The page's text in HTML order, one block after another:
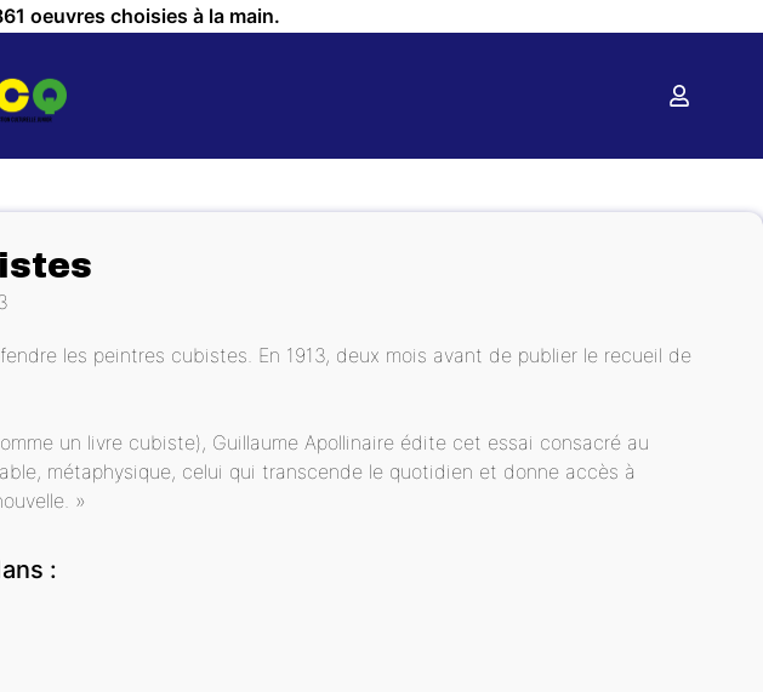
oeuvres choisies à la main.
les peintres cubistes. En 1913, deux mois avant de publier le recueil de
un livre cubiste), Guillaume Apollinaire édite cet essai consacré au
métaphysique, celui qui transcende le quotidien et donne accès à
»
: